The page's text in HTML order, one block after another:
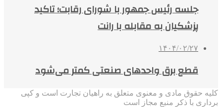
جلسه رئیس جمهور با شورای رقابت؛ تاکید
پزشکیان به مقابله با رانت
۱۴۰۴/۰۲/۲۷
قطع برق واحدهای صنعتی کمتر می‌شود
کلیه حقوق مادی و معنوی متعلق به راهیان تجارت است و کپی
برداری با ذکر منبع مجاز است